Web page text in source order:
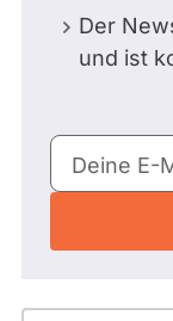
Der
und ist
E-
Mail-
Deine E-